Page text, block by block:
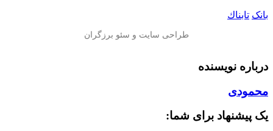
بانک تابناك
درباره نویسنده
محمودی
یک پیشنهاد برای شما: